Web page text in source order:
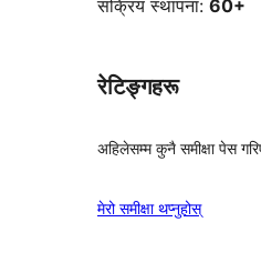
सक्रिय स्थापना: 60+
रेटिङ्गहरू
अहिलेसम्म कुनै समीक्षा पेस
मेरो समीक्षा थप्नुहोस्